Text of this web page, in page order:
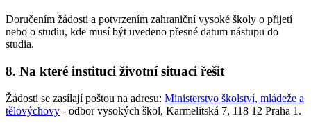
Doručením žádosti a potvrzením zahraniční vysoké školy o přijetí
nebo o studiu, kde musí být uvedeno přesné datum nástupu do
studia.
8. Na které instituci životní situaci řešit
Žádosti se zasílají poštou na adresu: Ministerstvo školství, mládeže a
tělovýchovy - odbor vysokých škol, Karmelitská 7, 118 12 Praha 1.